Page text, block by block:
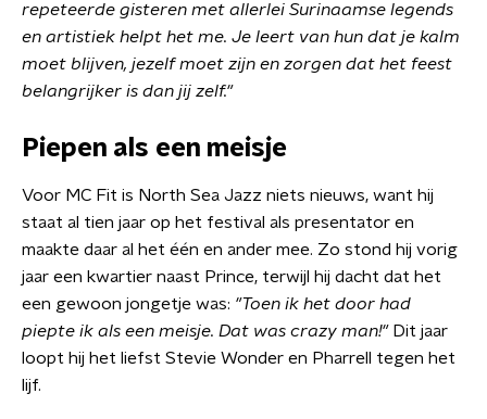
repeteerde gisteren met allerlei Surinaamse legends
en artistiek helpt het me. Je leert van hun dat je kalm
moet blijven, jezelf moet zijn en zorgen dat het feest
belangrijker is dan jij zelf."
Piepen als een meisje
Voor MC Fit is North Sea Jazz niets nieuws, want hij
staat al tien jaar op het festival als presentator en
maakte daar al het één en ander mee. Zo stond hij vorig
jaar een kwartier naast Prince, terwijl hij dacht dat het
een gewoon jongetje was: "Toen ik het door had
piepte ik als een meisje. Dat was crazy man!"Dit jaar
loopt hij het liefst Stevie Wonder en Pharrell tegen het
lijf.